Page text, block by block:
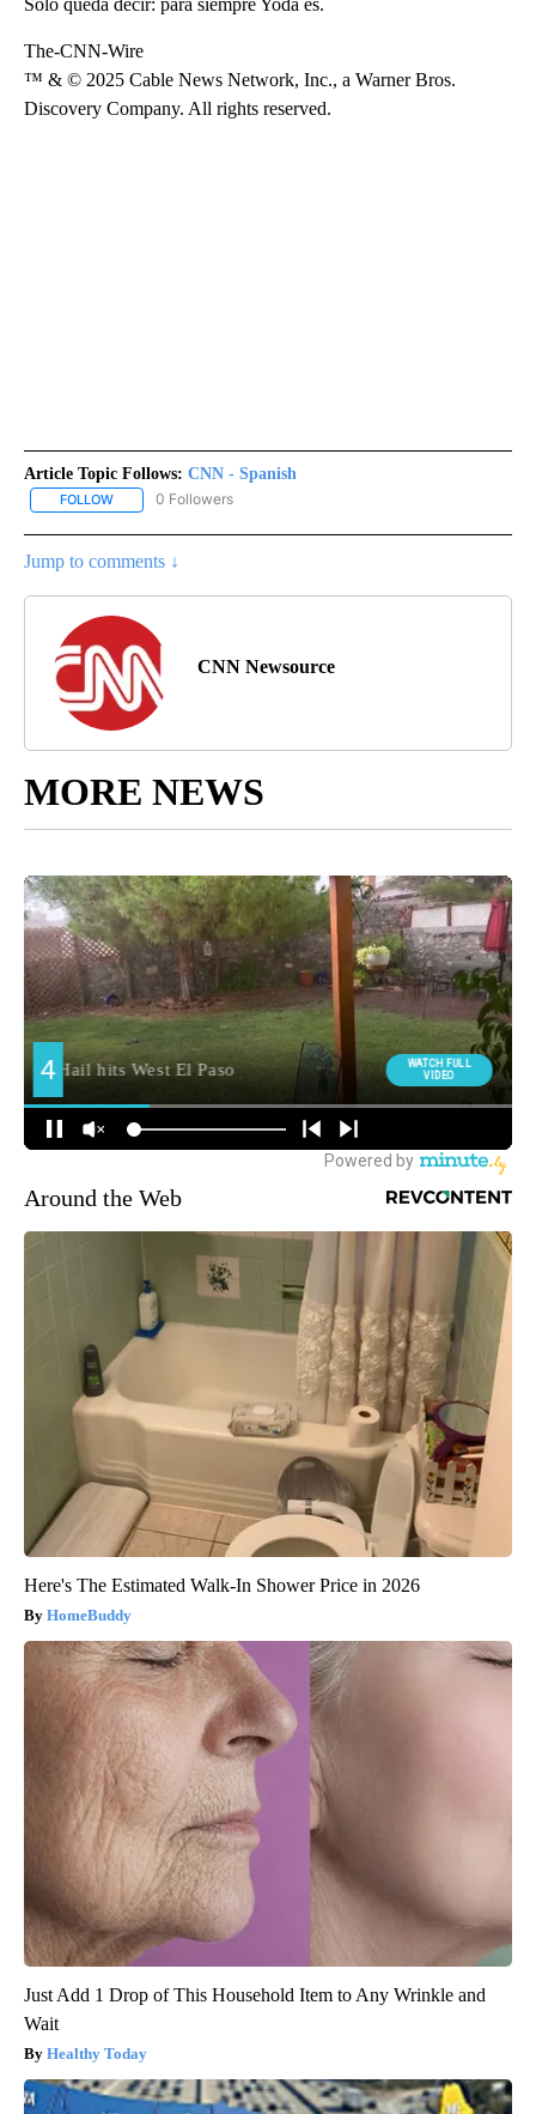
Solo queda decir: para siempre Yoda es.
The-CNN-Wire
™ & © 2025 Cable News Network, Inc., a Warner Bros.
Discovery Company. All rights reserved.
Article Topic Follows: CNN - Spanish
FOLLOW FOLLOW "CNN - SPANISH" TO RECEIVE NOTIFICATIONS ABOUT
0 Followers
Jump to comments ↓
CNN Newsource
MORE NEWS
Around the Web
Here's The Estimated Walk-In Shower Price in 2026
HomeBuddy
Just Add 1 Drop of This Household Item to Any Wrinkle and
Wait
Healthy Today